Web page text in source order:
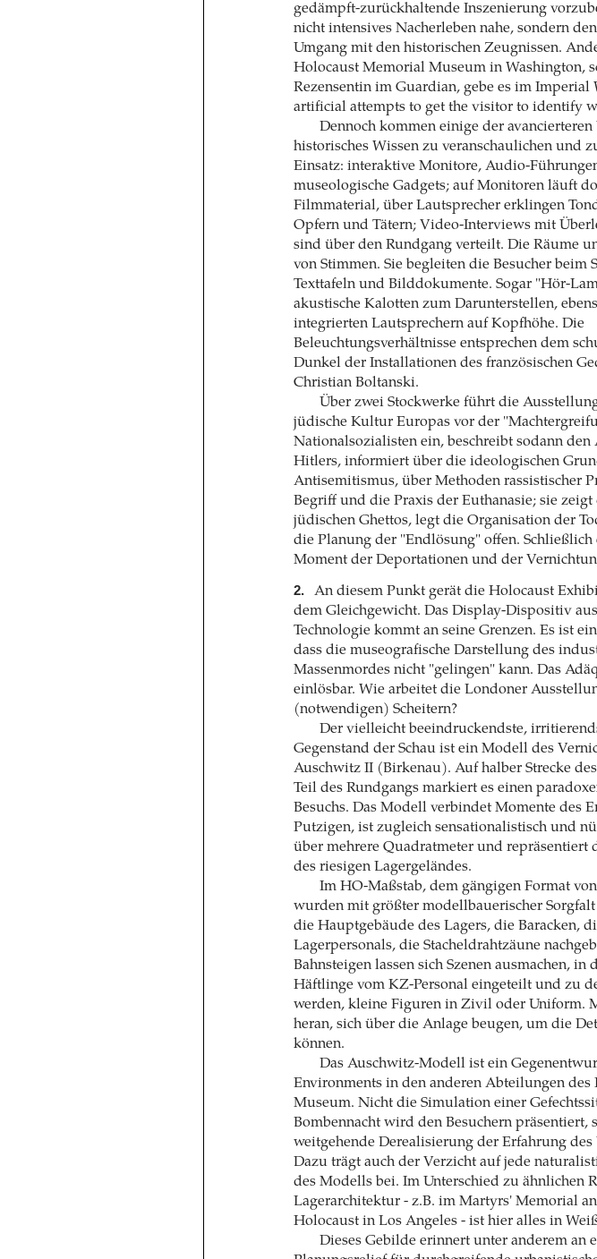
gedämpft-zurückhaltende Inszenierung
nicht intensives Nacherleben nahe, sondern
Umgang mit den historischen Zeugnissen.
Holocaust Memorial Museum in Washington,
Rezensentin im Guardian, gebe es im Imperial
artificial attempts to get the visitor to identify
Dennoch kommen einige der avancierteren
historisches Wissen zu veranschaulichen und
Einsatz: interaktive Monitore, Audio-
museologische Gadgets; auf Monitoren läuft
Filmmaterial, über Lautsprecher erklingen
Opfern und Tätern; Video-Interviews mit
sind über den Rundgang verteilt. Die Räume
von Stimmen. Sie begleiten die Besucher beim
Texttafeln und Bilddokumente. Sogar "Hör-
akustische Kalotten zum Darunterstellen,
integrierten Lautsprechern auf Kopfhöhe. Die
Beleuchtungsverhältnisse entsprechen dem
Dunkel der Installationen des französischen
Christian Boltanski.
Über zwei Stockwerke führt die
jüdische Kultur Europas vor der
Nationalsozialisten ein, beschreibt sodann
Hitlers, informiert über die ideologischen
Antisemitismus, über Methoden rassistischer
Begriff und die Praxis der Euthanasie; sie
jüdischen Ghettos, legt die Organisation der
die Planung der "Endlösung" offen. Schließlich
Moment der Deportationen und der
2.
An diesem Punkt gerät die Holocaust
dem Gleichgewicht. Das Display-Dispositiv
Technologie kommt an seine Grenzen. Es ist
dass die museografische Darstellung des
Massenmordes nicht "gelingen" kann. Das
einlösbar. Wie arbeitet die Londoner
(notwendigen) Scheitern?
Der vielleicht beeindruckendste,
Gegenstand der Schau ist ein Modell des
Auschwitz II (Birkenau). Auf halber Strecke
Teil des Rundgangs markiert es einen
Besuchs. Das Modell verbindet Momente des
Putzigen, ist zugleich sensationalistisch und
über mehrere Quadratmeter und repräsentiert
des riesigen Lagergeländes.
Im HO-Maßstab, dem gängigen Format
wurden mit größter modellbauerischer
die Hauptgebäude des Lagers, die Baracken,
Lagerpersonals, die Stacheldrahtzäune
Bahnsteigen lassen sich Szenen ausmachen, in
Häftlinge vom KZ-Personal eingeteilt und zu
werden, kleine Figuren in Zivil oder Uniform.
heran, sich über die Anlage beugen, um die
können.
Das Auschwitz-Modell ist ein
Environments in den anderen Abteilungen des
Museum. Nicht die Simulation einer
Bombennacht wird den Besuchern präsentiert,
weitgehende Derealisierung der Erfahrung des
Dazu trägt auch der Verzicht auf jede
des Modells bei. Im Unterschied zu ähnlichen
Lagerarchitektur - z.B. im Martyrs' Memorial
Holocaust in Los Angeles - ist hier alles in
Dieses Gebilde erinnert unter anderem an